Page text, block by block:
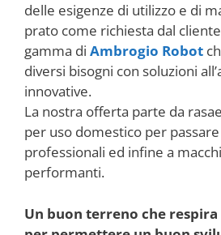
delle esigenze di utilizzo e di
prato come richiesta dal
gamma di Ambrogio Robot
diversi bisogni con soluzioni
innovative.
La nostra offerta parte da
per uso domestico per
professionali ed infine a
performanti.
Un buon terreno che respira